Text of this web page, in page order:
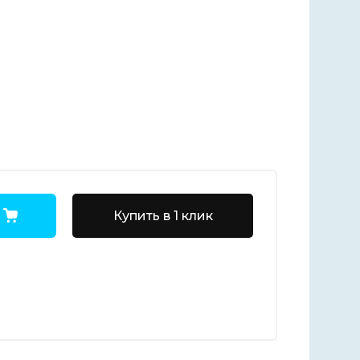
Купить в 1 клик